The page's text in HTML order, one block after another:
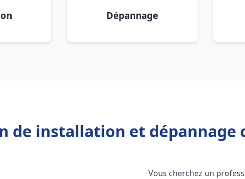
Dépannage
de installation et dépannage
Vous cherchez un